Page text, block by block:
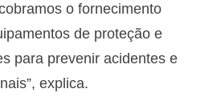
o fornecimento
de proteção e
para prevenir acidentes e
explica.